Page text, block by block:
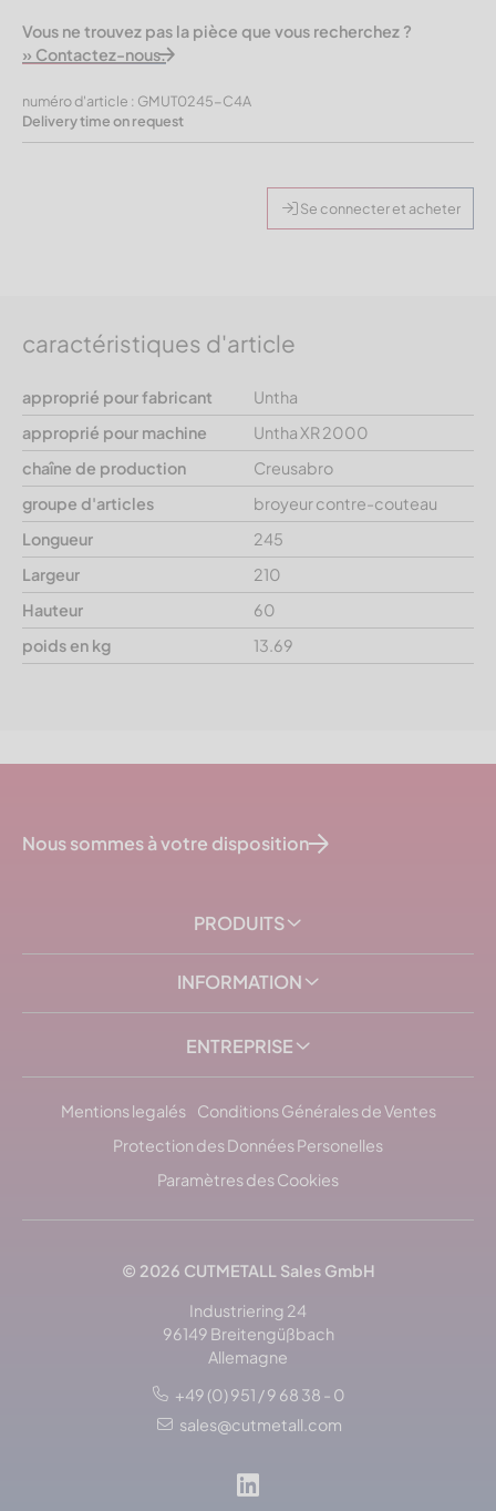
Vous ne trouvez pas la pièce que vous recherchez ?
» Contactez-nous.
numéro d'article : GMUT0245-C4A
Delivery time on request
Se connecter et acheter
caractéristiques d'article
approprié pour fabricant
Untha
approprié pour machine
Untha XR 2000
chaîne de production
Creusabro
groupe d'articles
broyeur contre-couteau
Longueur
245
Largeur
210
Hauteur
60
poids en kg
13.69
Nous sommes à votre disposition
PRODUITS
INFORMATION
ENTREPRISE
Mentions legalés
Conditions Générales de Ventes
Protection des Données Personelles
Paramètres des Cookies
© 2026 CUTMETALL Sales GmbH
Industriering 24
96149 Breitengüßbach
Allemagne
+49 (0) 951 / 9 68 38 - 0
sales@cutmetall.com